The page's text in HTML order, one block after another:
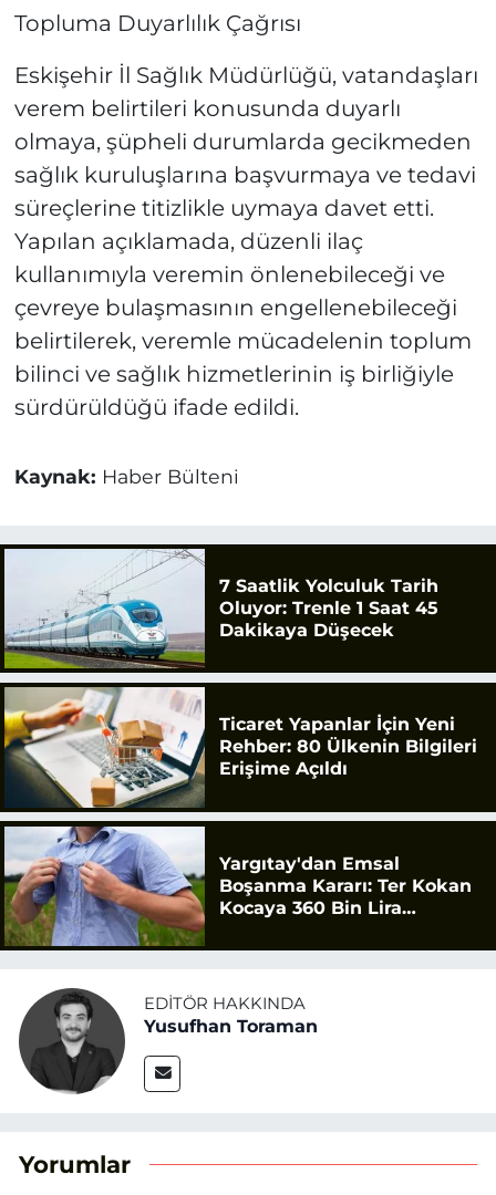
Topluma Duyarlılık Çağrısı
Eskişehir İl Sağlık Müdürlüğü, vatandaşları
verem belirtileri konusunda duyarlı
olmaya, şüpheli durumlarda gecikmeden
sağlık kuruluşlarına başvurmaya ve tedavi
süreçlerine titizlikle uymaya davet etti.
Yapılan açıklamada, düzenli ilaç
kullanımıyla veremin önlenebileceği ve
çevreye bulaşmasının engellenebileceği
belirtilerek, veremle mücadelenin toplum
bilinci ve sağlık hizmetlerinin iş birliğiyle
sürdürüldüğü ifade edildi.
Kaynak: Haber Bülteni
7 Saatlik Yolculuk Tarih
Oluyor: Trenle 1 Saat 45
Dakikaya Düşecek
Ticaret Yapanlar İçin Yeni
Rehber: 80 Ülkenin Bilgileri
Erişime Açıldı
Yargıtay'dan Emsal
Boşanma Kararı: Ter Kokan
Kocaya 360 Bin Lira
EDITÖR HAKKINDA
Yusufhan Toraman
Yorumlar